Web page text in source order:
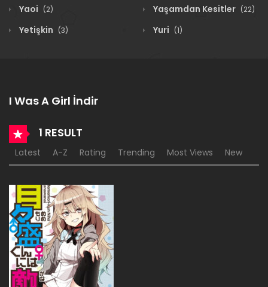
Yaoi (2) Yaşamdan Kesitler (22)
Yetişkin (3) Yuri (1)
I Was A Girl İndir
1 RESULT
Latest A-Z Rating Trending Most Views New